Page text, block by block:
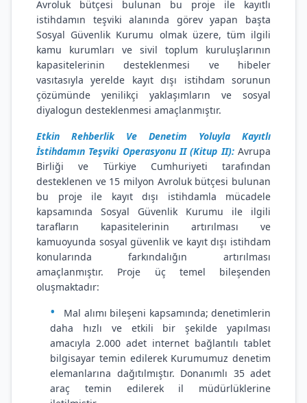
Avroluk bütçesi bulunan bu proje ile kayıtlı
istihdamın teşviki alanında görev yapan başta
Sosyal Güvenlik Kurumu olmak üzere, tüm ilgili
kamu kurumları ve sivil toplum kuruluşlarının
kapasitelerinin desteklenmesi ve hibeler
vasıtasıyla yerelde kayıt dışı istihdam sorunun
çözümünde yenilikçi yaklaşımların ve sosyal
diyalogun desteklenmesi amaçlanmıştır.
Etkin Rehberlik Ve Denetim Yoluyla Kayıtlı
İstihdamın Teşviki Operasyonu II (Kitup II): Avrupa
Birliği ve Türkiye Cumhuriyeti tarafından
desteklenen ve 15 milyon Avroluk bütçesi bulunan
bu proje ile kayıt dışı istihdamla mücadele
kapsamında Sosyal Güvenlik Kurumu ile ilgili
tarafların kapasitelerinin artırılması ve
kamuoyunda sosyal güvenlik ve kayıt dışı istihdam
konularında farkındalığın artırılması
amaçlanmıştır. Proje üç temel bileşenden
oluşmaktadır:
Mal alımı bileşeni kapsamında; denetimlerin
daha hızlı ve etkili bir şekilde yapılması
amacıyla 2.000 adet internet bağlantılı tablet
bilgisayar temin edilerek Kurumumuz denetim
elemanlarına dağıtılmıştır. Donanımlı 35 adet
araç temin edilerek il müdürlüklerine